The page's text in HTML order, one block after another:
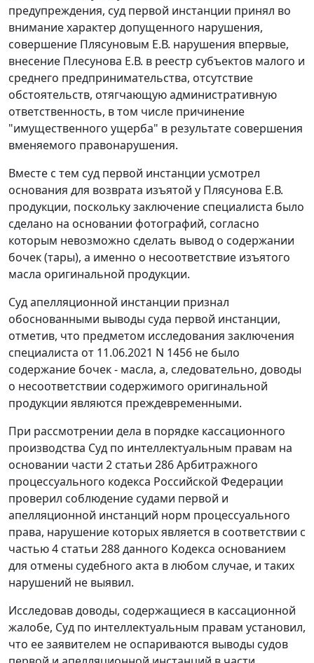
предупреждения, суд первой инстанции принял во
внимание характер допущенного нарушения,
совершение Плясуновым Е.В. нарушения впервые,
внесение Плесунова Е.В. в реестр субъектов малого и
среднего предпринимательства, отсутствие
обстоятельств, отягчающую административную
ответственность, в том числе причинение
"имущественного ущерба" в результате совершения
вменяемого правонарушения.
Вместе с тем суд первой инстанции усмотрел
основания для возврата изъятой у Плясунова Е.В.
продукции, поскольку заключение специалиста было
сделано на основании фотографий, согласно
которым невозможно сделать вывод о содержании
бочек (тары), а именно о несоответствие изъятого
масла оригинальной продукции.
Суд апелляционной инстанции признал
обоснованными выводы суда первой инстанции,
отметив, что предметом исследования заключения
специалиста от 11.06.2021 N 1456 не было
содержание бочек - масла, а, следовательно, доводы
о несоответствии содержимого оригинальной
продукции являются преждевременными.
При рассмотрении дела в порядке кассационного
производства Суд по интеллектуальным правам на
основании части 2 статьи 286 Арбитражного
процессуального кодекса Российской Федерации
проверил соблюдение судами первой и
апелляционной инстанций норм процессуального
права, нарушение которых является в соответствии с
частью 4 статьи 288 данного Кодекса основанием
для отмены судебного акта в любом случае, и таких
нарушений не выявил.
Исследовав доводы, содержащиеся в кассационной
жалобе, Суд по интеллектуальным правам установил,
что ее заявителем не оспариваются выводы судов